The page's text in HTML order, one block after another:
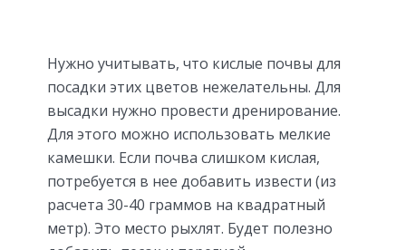
Нужно учитывать, что кислые почвы для
посадки этих цветов нежелательны. Для
высадки нужно провести дренирование.
Для этого можно использовать мелкие
камешки. Если почва слишком кислая,
потребуется в нее добавить извести (из
расчета 30-40 граммов на квадратный
метр). Это место рыхлят. Будет полезно